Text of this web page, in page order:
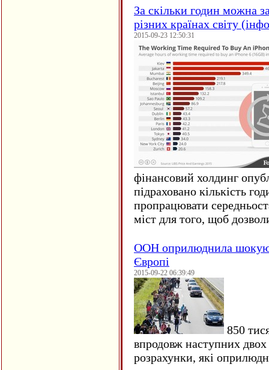
За скільки годин можна
різних країнах світу
2015-09-23 12:50:31
фінансовий холдинг
підраховано кількість
пропрацювати
міст для того, щоб
ООН оприлюднила
Європі
2015-09-22 06:39:49
850
впродовж наступних
розрахунки, які